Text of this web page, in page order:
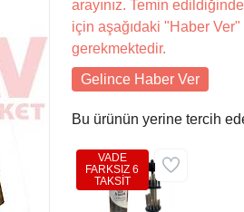
arayınız. Temin
için aşağıdaki "Haber Ver"
gerekmektedir.
Gelince Haber Ver
Bu ürünün yerine tercih
VADE
FARKSIZ 6
TAKSİT